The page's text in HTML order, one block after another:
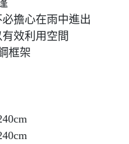
擔心在雨中進出
效利用空間
框架